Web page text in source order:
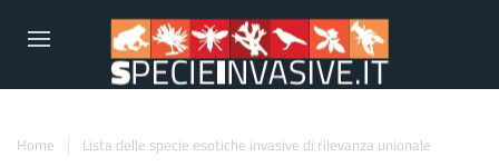
Home
Lista delle specie esotiche invasive di rilevanza unionale